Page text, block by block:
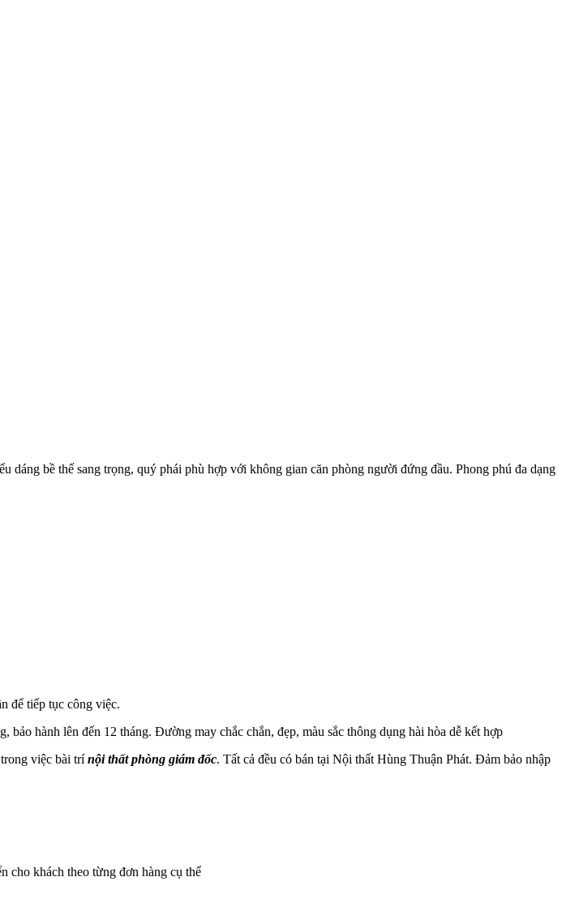
dáng bề thế sang trọng, quý phái phù hợp với không gian căn phòng người đứng đầu. Phong phú đa dạng
để tiếp tục công việc.
hành lên đến 12 tháng. Đường may chắc chắn, đẹp, màu sắc thông dụng hài hòa dễ kết hợp
việc bài trínội thất phòng giám đốc. Tất cả đều có bán tại Nội thất Hùng Thuận Phát. Đảm bảo nhập
cho khách theo từng đơn hàng cụ thể